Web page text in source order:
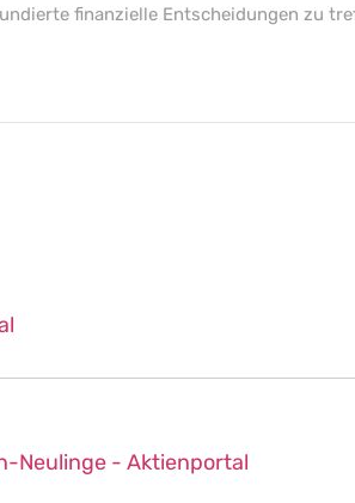
finanzielle Entscheidungen zu
Neulinge - Aktienportal